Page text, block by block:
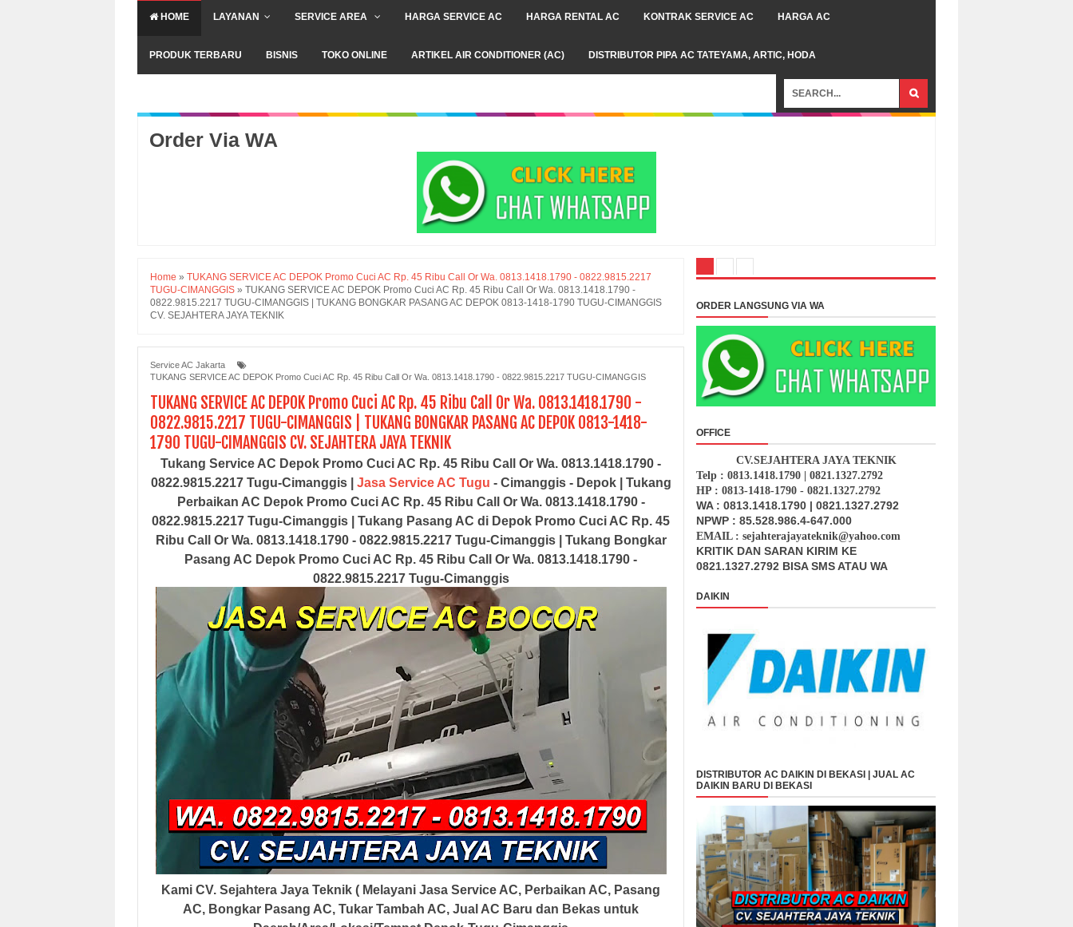
HOME LAYANAN SERVICE AREA HARGA SERVICE AC HARGA RENTAL AC KONTRAK SERVICE AC HARGA AC
PRODUK TERBARU BISNIS TOKO ONLINE ARTIKEL AIR CONDITIONER (AC) DISTRIBUTOR PIPA AC TATEYAMA, ARTIC, HODA
Order Via WA
Home » TUKANG SERVICE AC DEPOK Promo Cuci AC Rp. 45 Ribu Call Or Wa. 0813.1418.1790 - 0822.9815.2217
TUGU-CIMANGGIS » TUKANG SERVICE AC DEPOK Promo Cuci AC Rp. 45 Ribu Call Or Wa. 0813.1418.1790 -
0822.9815.2217 TUGU-CIMANGGIS | TUKANG BONGKAR PASANG AC DEPOK 0813-1418-1790 TUGU-CIMANGGIS
CV. SEJAHTERA JAYA TEKNIK
Service AC Jakarta
TUKANG SERVICE AC DEPOK Promo Cuci AC Rp. 45 Ribu Call Or Wa. 0813.1418.1790 - 0822.9815.2217 TUGU-CIMANGGIS
TUKANG SERVICE AC DEPOK Promo Cuci AC Rp. 45 Ribu Call Or Wa. 0813.1418.1790 -
0822.9815.2217 TUGU-CIMANGGIS | TUKANG BONGKAR PASANG AC DEPOK 0813-1418-
1790 TUGU-CIMANGGIS CV. SEJAHTERA JAYA TEKNIK
Tukang Service AC Depok Promo Cuci AC Rp. 45 Ribu Call Or Wa. 0813.1418.1790 -
0822.9815.2217 Tugu-Cimanggis | Jasa Service AC Tugu - Cimanggis - Depok | Tukang
Perbaikan AC Depok Promo Cuci AC Rp. 45 Ribu Call Or Wa. 0813.1418.1790 -
0822.9815.2217 Tugu-Cimanggis | Tukang Pasang AC di Depok Promo Cuci AC Rp. 45
Ribu Call Or Wa. 0813.1418.1790 - 0822.9815.2217 Tugu-Cimanggis| Tukang Bongkar
Pasang AC Depok Promo Cuci AC Rp. 45 Ribu Call Or Wa. 0813.1418.1790 -
0822.9815.2217 Tugu-Cimanggis
Kami CV. Sejahtera Jaya Teknik ( Melayani Jasa Service AC, Perbaikan AC, Pasang
AC, Bongkar Pasang AC, Tukar Tambah AC, Jual AC Baru dan Bekas untuk
ORDER LANGSUNG VIA WA
OFFICE
CV.SEJAHTERA JAYA TEKNIK
Telp : 0813.1418.1790 | 0821.1327.2792
HP : 0813-1418-1790 - 0821.1327.2792
WA : 0813.1418.1790 | 0821.1327.2792
NPWP : 85.528.986.4-647.000
EMAIL : sejahterajayateknik@yahoo.com
KRITIK DAN SARAN KIRIM KE
0821.1327.2792 BISA SMS ATAU WA
DAIKIN
DISTRIBUTOR AC DAIKIN DI BEKASI | JUAL AC
DAIKIN BARU DI BEKASI